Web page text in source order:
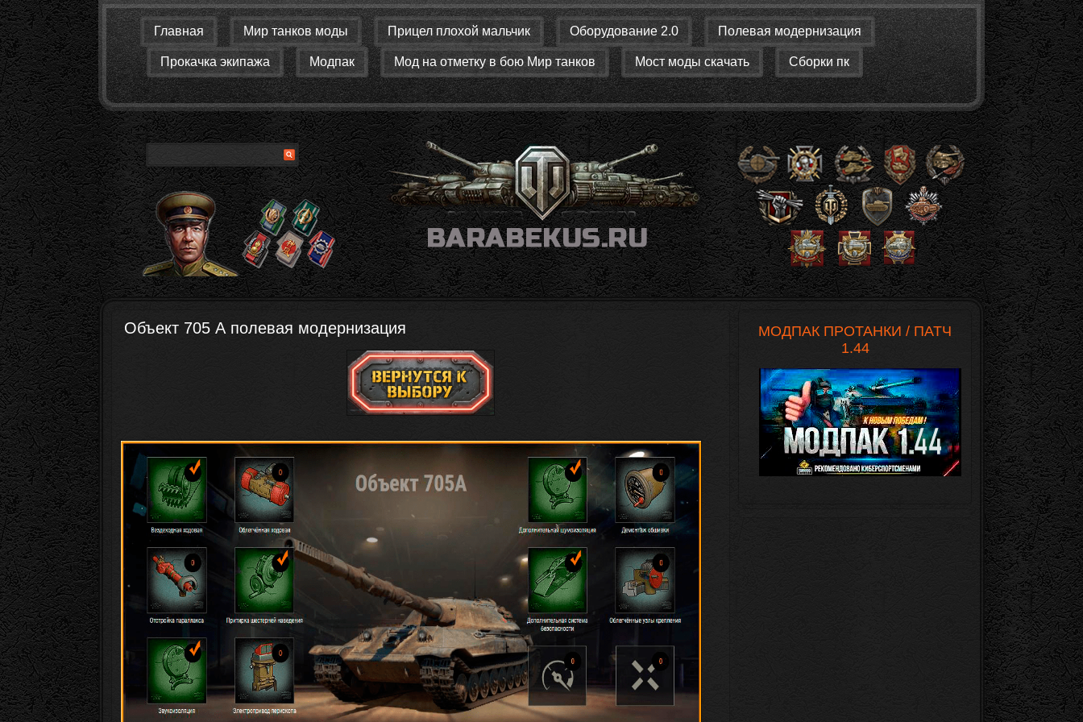
Главная Мир танков моды Прицел плохой мальчик Оборудование 2.0 Полевая модернизация
Прокачка экипажа Модпак Мод на отметку в бою Мир танков Мост моды скачать Сборки пк
Объект 705 А полевая модернизация
МОДПАК ПРОТАНКИ / ПАТЧ
1.44